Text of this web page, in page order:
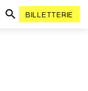
BILLETTERIE